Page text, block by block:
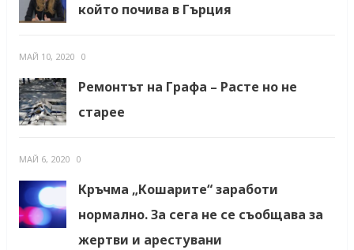
който почива в Гърция
МАЙ 10, 2020 0
Ремонтът на Графа – Расте но не
старее
МАЙ 6, 2020 0
Кръчма „Кошарите“ заработи
нормално. За сега не се съобщава за
жертви и арестувани